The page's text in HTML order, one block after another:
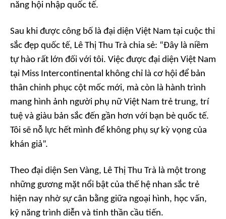
năng hội nhập quốc tế.
Sau khi được công bố là đại diện Việt Nam tại cuộc thi
sắc đẹp quốc tế, Lê Thị Thu Trà chia sẻ: “Đây là niềm
tự hào rất lớn đối với tôi. Việc được đại diện Việt Nam
tại Miss Intercontinental không chỉ là cơ hội để bản
thân chinh phục cột mốc mới, mà còn là hành trình
mang hình ảnh người phụ nữ Việt Nam trẻ trung, trí
tuệ và giàu bản sắc đến gần hơn với bạn bè quốc tế.
Tôi sẽ nỗ lực hết mình để không phụ sự kỳ vọng của
khán giả”.
Theo đại diện Sen Vàng, Lê Thị Thu Trà là một trong
những gương mặt nổi bật của thế hệ nhan sắc trẻ
hiện nay nhờ sự cân bằng giữa ngoại hình, học vấn,
kỹ năng trình diễn và tinh thần cầu tiến.